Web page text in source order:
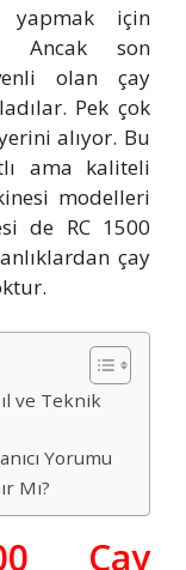
yapmak için
Ancak son
olan çay
Pek çok
alıyor. Bu
ama kaliteli
modelleri
de RC 1500
çay
ve Teknik
Yorumu
Mı?
Çay